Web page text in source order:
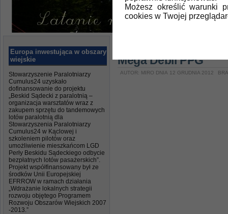
Możesz określić warunki
cookies w Twojej
Europa inwestująca w obszary
wiejskie
Stowarzyszenie Paralotniarzy
Cumulus24 uzyskało
dofinansowanie do projektu
„Beskid Sądecki z paralotnią –
organizacja warsztatów wraz z
zakupem sprzętu do tandemowych
lotów paralotnią dla
Stowarzyszenia Paralotniarzy
Cumulus24 w Kąclowej i
szkoleniem pilotów oraz
umożliwienie mieszkańcom LGD
Perły Beskidu Sądeckiego odbycie
bezpłatnych lotów pasażerskich”.
Projekt współfinansowany był ze
środków Unii Europejskiej
EFRROW w ramach działania
„Wdrażanie lokalnych strategii
rozwoju objętego Programem
Rozwoju Obszarów Wiejskich 2007
-2013.”
Mega Debil PPG
AUTOR: MIRO DNIA 12 GRUDNIA 2012